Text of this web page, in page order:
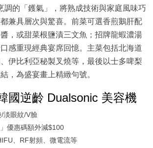
調的「鑊氣」，將熟成技術與家庭風味巧
兼具層次與驚喜。前菜可選香煎鵝肝配
，或甜菜根鹽漬三文魚；招牌龍蝦濃湯
感重現經典宴席回憶。主菜包括北海道
伊比利亞秘製叉燒等，最後以士多啤梨
，為盛宴畫上精緻句號。
國逆齡 Dualsonic 美容機
淡眼紋/V臉
優惠碼額外減$100
、RF射頻、微電流等